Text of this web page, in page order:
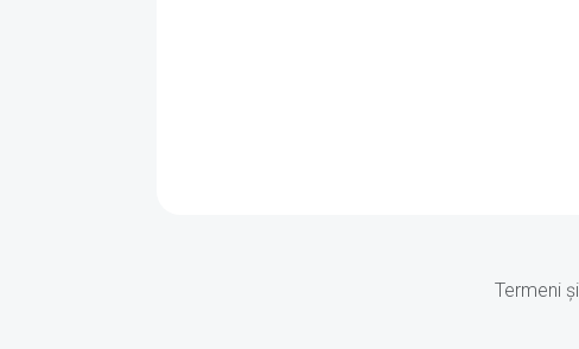
Termeni